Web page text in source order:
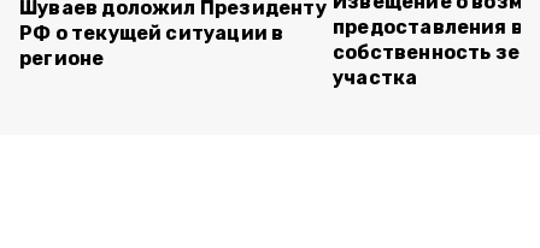
Шуваев доложил Президенту
РФ о текущей ситуации в
регионе
предоставления в
собственность
участка